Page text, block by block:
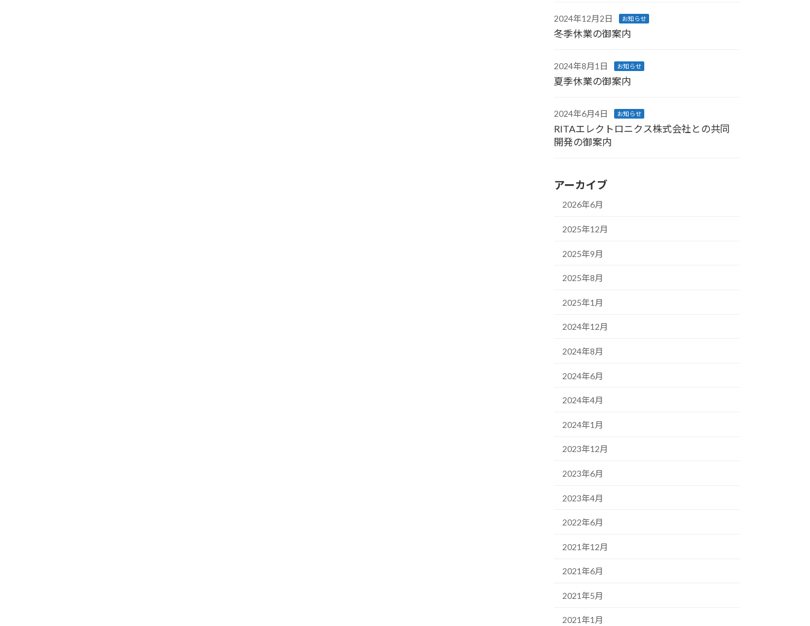
2024年12月2日 お知らせ
冬季休業の御案内
2024年8月1日 お知らせ
夏季休業の御案内
2024年6月4日 お知らせ
RITAエレクトロニクス株式会社との共同
開発の御案内
アーカイブ
2026年6月
2025年12月
2025年9月
2025年8月
2025年1月
2024年12月
2024年8月
2024年6月
2024年4月
2024年1月
2023年12月
2023年6月
2023年4月
2022年6月
2021年12月
2021年6月
2021年5月
2021年1月